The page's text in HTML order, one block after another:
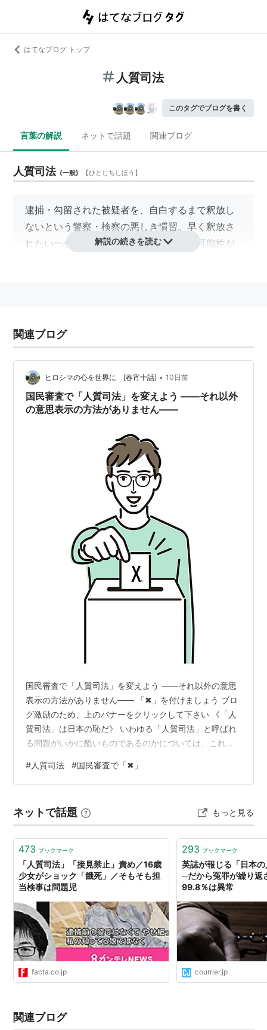
はてなブログ トップ
人質司法
このタグでブログを書く
言葉の解説 ネットで話題 関連ブログ
人質司法 (一般) 【ひとじちしほう 】
逮捕・勾留された被疑者を、自白するまで釈放し
ないという警察・検察の悪しき慣習。早く釈放さ
れたい一心から、嘘の供述をしてしまう可能性が
解説の続きを読む
関連ブログ
ヒロシマの心を世界に [春宵十話] • 10日前
国民審査で「人質司法」を変えよう ――それ以外
の意思表示の方法がありません――
国民審査で「人質司法」を変えよう ――それ以外の意思
表示の方法がありません―― 「✖」を付けましょう ブロ
グ激励のため、上のバナーをクリックして下さい 《「人
質司法」は日本の恥だ》 いわゆる「人質司法」と呼ばれ
る問題がいかに酷いものであるのかについては、これま
冤罪事件の被害者になった元厚労省事務次官の村木厚子
さん著の『おどろきの刑事司法』です。 まず「人質司
被疑者から自白を引き出すために長時間の拘留、つまり
人質として容疑者を警察なり、あるいは検察なりの施設
に隔離してしまう、という行為を指します。…
#人質司法 #国民審査で「✖」
ネットで話題 もっと見る
473 ブックマーク
「人質司法」「接見禁止」責め／16歳
少女がショック「餓死」／そもそも担
当検事は問題児
facta.co.jp
293 ブックマーク
英誌が報じる「日本
─だから冤罪が繰り返
99.8％は異常
courrier.jp
関連ブログ